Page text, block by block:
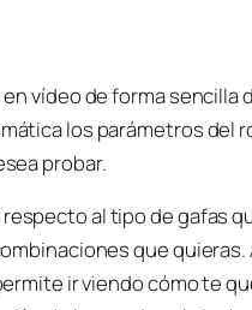
vídeo de forma sencilla
los parámetros del
probar.
al tipo de gafas
que
ir viendo cómo te